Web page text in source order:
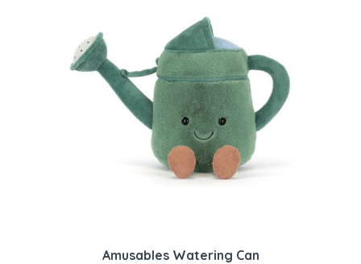
Amusables Watering Can